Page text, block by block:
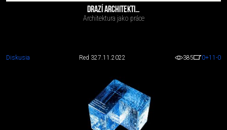
DRAZÍ ARCHITEKTI…
Architektura jako práce
Diskusia Red 327.11.2022 385 0+11 -0